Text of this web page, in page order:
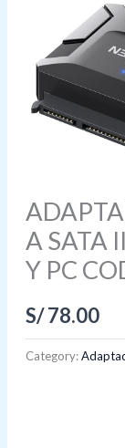
A SATA
Y PC
S/78.00
Category: